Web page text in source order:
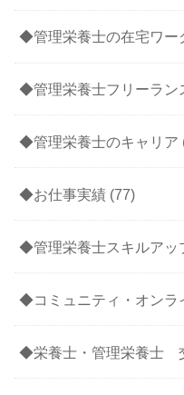
◆管理栄養士の在宅ワー
◆管理栄養士フリーラン
◆管理栄養士のキャリア
◆お仕事実績 (77)
◆管理栄養士スキルアッ
◆コミュニティ・オンラ
◆栄養士・管理栄養士